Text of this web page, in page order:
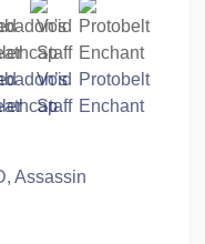
Void
Staff
Protobelt
Enchant
Assassin